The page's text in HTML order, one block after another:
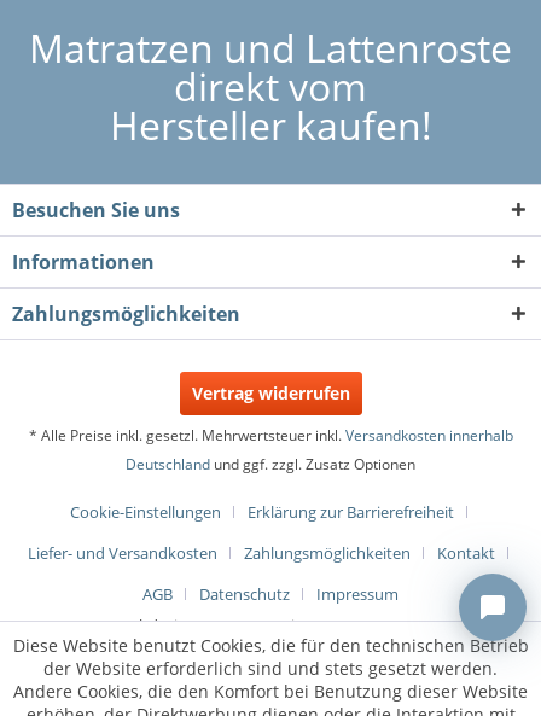
Matratzen und Lattenroste
direkt vom
Hersteller kaufen!
Besuchen Sie uns
Informationen
Zahlungsmöglichkeiten
Vertrag widerrufen
* Alle Preise inkl. gesetzl. Mehrwertsteuer inkl.Versandkosten innerhalb
Deutschland und ggf. zzgl. Zusatz Optionen
Cookie-Einstellungen
Erklärung zur Barrierefreiheit
Liefer- und Versandkosten
Zahlungsmöglichkeiten
Kontakt
AGB
Datenschutz
Impressum
Webdesign & Programmierung:metaMOVE
Diese Website benutzt Cookies, die für den technischen Betrieb
der Website erforderlich sind und stets gesetzt werden.
Andere Cookies, die den Komfort bei Benutzung dieser Website